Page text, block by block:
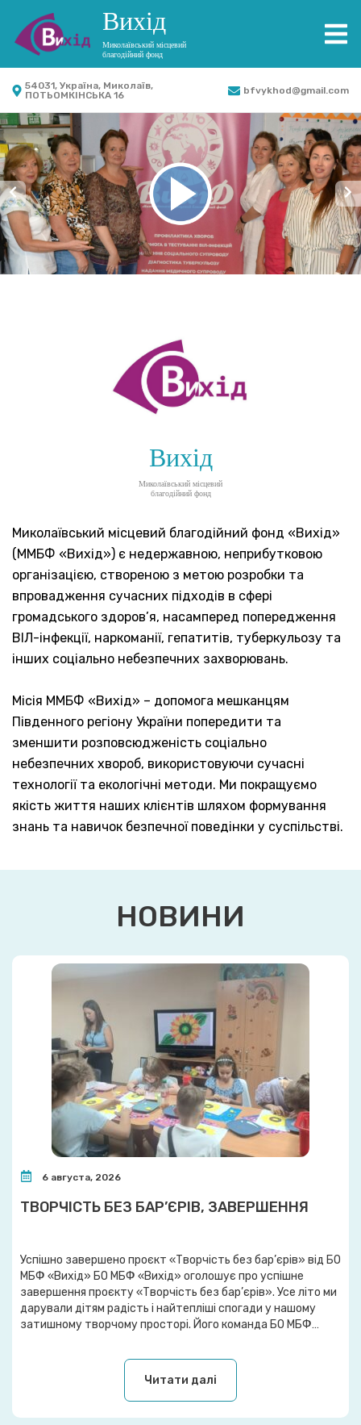
Вихід
Миколаївський місцевий
благодійний фонд
54031, Україна, Миколаїв,
ПОТЬОМКІНСЬКА 16
bfvykhod@gmail.com
Вихід
Миколаївський місцевий
благодійний фонд
Миколаївський місцевий благодійний фонд «Вихід»
(ММБФ «Вихід») є недержавною, неприбутковою
організацією, створеною з метою розробки та
впровадження сучасних підходів в сфері
громадського здоров’я, насамперед попередження
ВІЛ-інфекції, наркоманії, гепатитів, туберкульозу та
інших соціально небезпечних захворювань.
Місія ММБФ «Вихід» – допомога мешканцям
Південного регіону України попередити та
зменшити розповсюдженість соціально
небезпечних хвороб, використовуючи сучасні
технології та екологічні методи. Ми покращуємо
якість життя наших клієнтів шляхом формування
знань та навичок безпечної поведінки у суспільстві.
НОВИНИ
6 августа, 2026
ТВОРЧІСТЬ БЕЗ БАР’ЄРІВ, ЗАВЕРШЕННЯ
Успішно завершено проєкт «Творчість без бар’єрів» від БО
МБФ «Вихід» БО МБФ «Вихід» оголошує про успішне
завершення проєкту «Творчість без бар’єрів». Усе літо ми
дарували дітям радість і найтепліші спогади у нашому
затишному творчому просторі. Його команда БО МБФ
міської бібліотеки для дітей ім. Ш. Кобера […]
Читати далі